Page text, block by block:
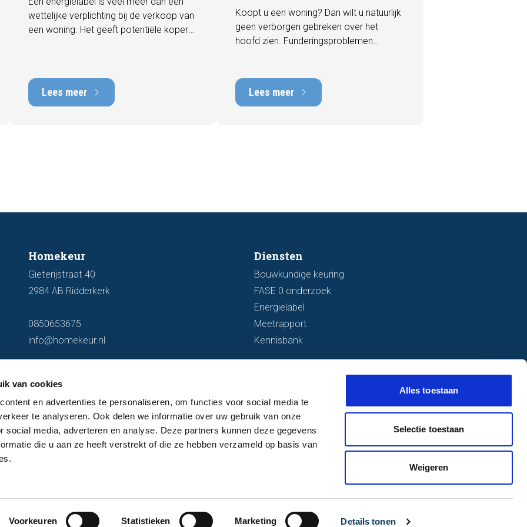
van cookies
en advertenties te personaliseren, om functies voor social media te
te analyseren. Ook delen we informatie over uw gebruik van onze
social media, adverteren en analyse. Deze partners kunnen deze gegevens
die u aan ze heeft verstrekt of die ze hebben verzameld op basis van
Voorkeuren Statistieken Marketing Details tonen
Alles toestaan
Selectie toestaan
Weigeren
wettelijke verplichting bij de verkoop van
een woning. Het geeft potentiële kopers
waarde. In deze blog leggen we uit
waarom een actueel energielabel
Lees meer
Koopt u een woning? Dan wilt u natuurlijk
geen verborgen gebreken over het
hoofd zien. Funderingsproblemen
met herstelkosten die kunnen oplopen
tot tienduizenden euro's. Gelukkig zijn er
Lees meer
Homekeur
Gieterijstraat 40
2984 AB Ridderkerk
0850653675
info@homekeur.nl
Diensten
Bouwkundige keuring
FASE 0 onderzoek
Energielabel
Meetrapport
Kennisbank
Website: